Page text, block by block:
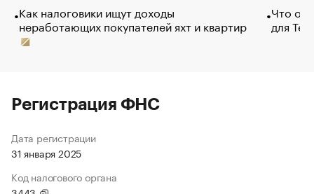
Как налоговики ищут доходы
неработающих покупателей яхт и квартир
Что
для
Регистрация ФНС
Дата регистрации
31 января 2025
Код налогового органа